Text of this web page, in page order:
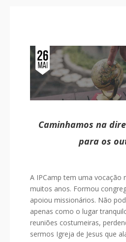
Caminhamos na
para os
A IPCamp tem uma vocação
muitos anos. Formou
apoiou missionários. Não
apenas como o lugar
reuniões costumeiras,
sermos Igreja de Jesus que